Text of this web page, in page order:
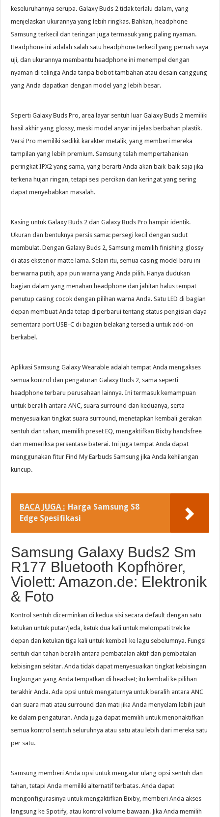
keseluruhannya serupa. Galaxy Buds 2 tidak terlalu dalam, yang
menjelaskan ukurannya yang lebih ringkas. Bahkan, headphone
Samsung terkecil dan teringan juga termasuk yang paling nyaman.
Headphone ini adalah salah satu headphone terkecil yang pernah saya
uji, dan ukurannya membantu headphone ini menempel dengan
nyaman di telinga Anda tanpa bobot tambahan atau desain canggung
yang Anda dapatkan dengan model yang lebih besar.
Seperti Galaxy Buds Pro, area layar sentuh luar Galaxy Buds 2 memiliki
hasil akhir yang glossy, meski model anyar ini jelas berbahan plastik.
Versi Pro memiliki sedikit karakter metalik, yang memberi mereka
tampilan yang lebih premium. Samsung telah mempertahankan
peringkat IPX2 yang sama, yang berarti Anda akan baik-baik saja jika
terkena hujan ringan, tetapi sesi percikan dan keringat yang sering
dapat menyebabkan masalah.
Kasing untuk Galaxy Buds 2 dan Galaxy Buds Pro hampir identik.
Ukuran dan bentuknya persis sama: persegi kecil dengan sudut
membulat. Dengan Galaxy Buds 2, Samsung memilih finishing glossy
di atas eksterior matte lama. Selain itu, semua casing model baru ini
berwarna putih, apa pun warna yang Anda pilih. Hanya dudukan
bagian dalam yang menahan headphone dan jahitan halus tempat
penutup casing cocok dengan pilihan warna Anda. Satu LED di bagian
depan membuat Anda tetap diperbarui tentang status pengisian daya
sementara port USB-C di bagian belakang tersedia untuk add-on
berkabel.
Aplikasi Samsung Galaxy Wearable adalah tempat Anda mengakses
semua kontrol dan pengaturan Galaxy Buds 2, sama seperti
headphone terbaru perusahaan lainnya. Ini termasuk kemampuan
untuk beralih antara ANC, suara surround dan keduanya, serta
menyesuaikan tingkat suara surround, menetapkan kembali gerakan
sentuh dan tahan, memilih preset EQ, mengaktifkan Bixby handsfree
dan memeriksa persentase baterai. Ini juga tempat Anda dapat
menggunakan fitur Find My Earbuds Samsung jika Anda kehilangan
kuncup.
BACA JUGA : Harga Samsung S8
Edge Spesifikasi
Samsung Galaxy Buds2 Sm
R177 Bluetooth Kopfhörer,
Violett: Amazon.de: Elektronik
& Foto
Kontrol sentuh dicerminkan di kedua sisi secara default dengan satu
ketukan untuk putar/jeda, ketuk dua kali untuk melompati trek ke
depan dan ketukan tiga kali untuk kembali ke lagu sebelumnya. Fungsi
sentuh dan tahan beralih antara pembatalan aktif dan pembatalan
kebisingan sekitar. Anda tidak dapat menyesuaikan tingkat kebisingan
lingkungan yang Anda tempatkan di headset; itu kembali ke pilihan
terakhir Anda. Ada opsi untuk mengaturnya untuk beralih antara ANC
dan suara mati atau surround dan mati jika Anda menyelam lebih jauh
ke dalam pengaturan. Anda juga dapat memilih untuk menonaktifkan
semua kontrol sentuh seluruhnya atau satu atau lebih dari mereka satu
per satu.
Samsung memberi Anda opsi untuk mengatur ulang opsi sentuh dan
tahan, tetapi Anda memiliki alternatif terbatas. Anda dapat
mengonfigurasinya untuk mengaktifkan Bixby, memberi Anda akses
langsung ke Spotify, atau kontrol volume bawaan. Jika Anda memilih